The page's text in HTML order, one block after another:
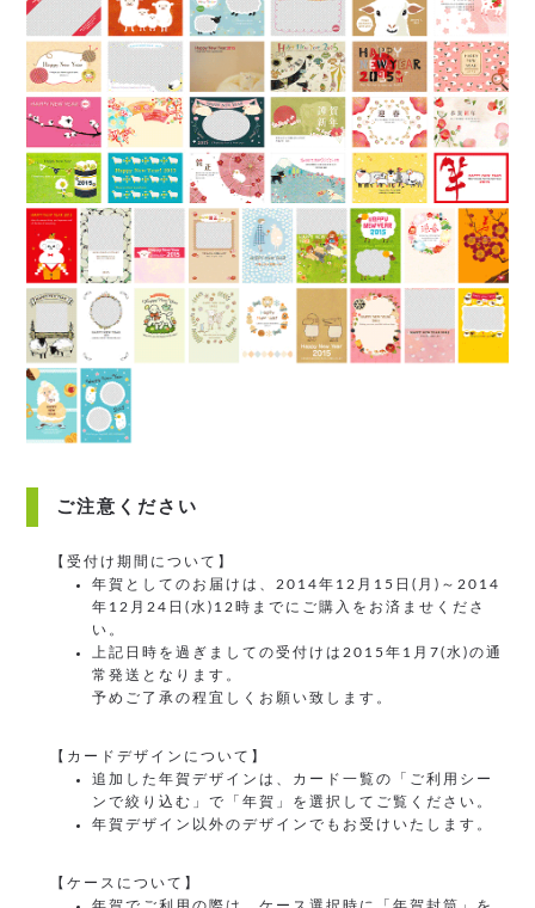
ご注意ください
【受付け期間について】
年賀としてのお届けは、2014年12月15日(月)～2014
年12月24日(水)12時までにご購入をお済ませくださ
い。
上記日時を過ぎましての受付けは2015年1月7(水)の通
常発送となります。
予めご了承の程宜しくお願い致します。
【カードデザインについて】
追加した年賀デザインは、カード一覧の「ご利用シー
ンで絞り込む」で「年賀」を選択してご覧ください。
年賀デザイン以外のデザインでもお受けいたします。
【ケースについて】